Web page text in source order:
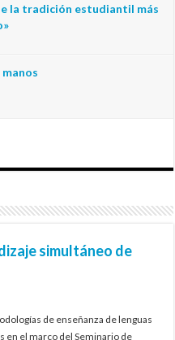
la tradición estudiantil más
simultáneo de
de enseñanza de lenguas
en el marco del Seminario de